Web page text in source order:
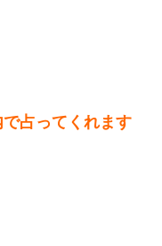
占ってくれます